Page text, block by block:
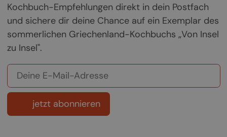
Kochbuch-Empfehlungen direkt in dein Postfach
und sichere dir deine Chance auf ein Exemplar des
sommerlichen Griechenland-Kochbuchs „Von Insel
zu Insel".
jetzt abonnieren